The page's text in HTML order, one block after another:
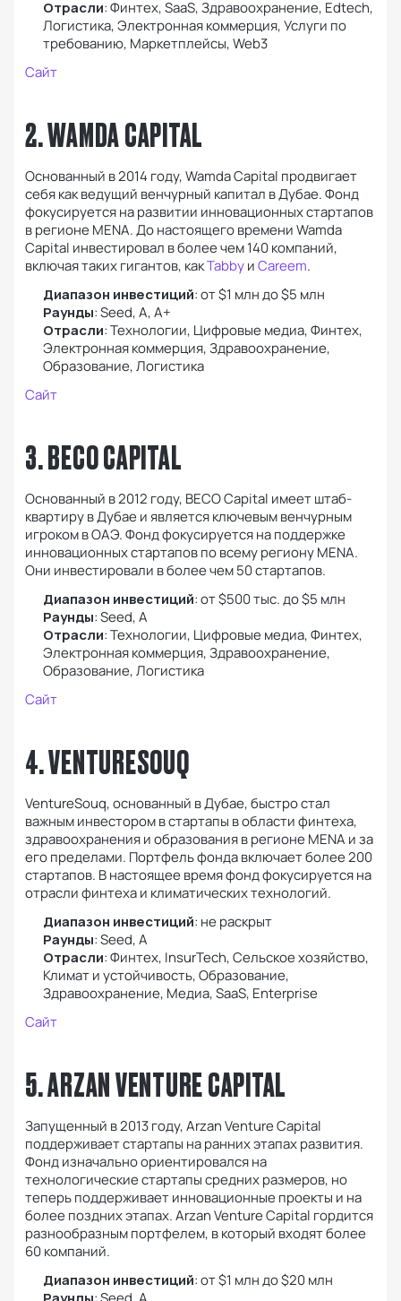
Отрасли: Финтех, SaaS, Здравоохранение, Edtech,
Логистика, Электронная коммерция, Услуги по
требованию, Маркетплейсы, Web3
Сайт
2. WAMDA CAPITAL
Основанный в 2014 году, Wamda Capital продвигает
себя как ведущий венчурный капитал в Дубае. Фонд
фокусируется на развитии инновационных стартапов
в регионе MENA. До настоящего времени Wamda
Capital инвестировал в более чем 140 компаний,
включая таких гигантов, какTabbyиCareem.
Диапазон инвестиций: от $1 млн до $5 млн
Раунды: Seed, А, А+
Отрасли: Технологии, Цифровые медиа, Финтех,
Электронная коммерция, Здравоохранение,
Образование, Логистика
Сайт
3. BECO CAPITAL
Основанный в 2012 году, BECO Capital имеет штаб-
квартиру в Дубае и является ключевым венчурным
игроком в ОАЭ. Фонд фокусируется на поддержке
инновационных стартапов по всему региону MENA.
Они инвестировали в более чем 50 стартапов.
Диапазон инвестиций: от $500 тыс. до $5 млн
Раунды: Seed, А
Отрасли: Технологии, Цифровые медиа, Финтех,
Электронная коммерция, Здравоохранение,
Образование, Логистика
Сайт
4. VENTURESOUQ
VentureSouq, основанный в Дубае, быстро стал
важным инвестором в стартапы в области финтеха,
здравоохранения и образования в регионе MENA и за
его пределами. Портфель фонда включает более 200
стартапов. В настоящее время фонд фокусируется на
отрасли финтеха и климатических технологий.
Диапазон инвестиций: не раскрыт
Раунды: Seed, А
Отрасли: Финтех, InsurTech, Сельское хозяйство,
Климат и устойчивость, Образование,
Здравоохранение, Медиа, SaaS, Enterprise
Сайт
5. ARZAN VENTURE CAPITAL
Запущенный в 2013 году, Arzan Venture Capital
поддерживает стартапы на ранних этапах развития.
Фонд изначально ориентировался на
технологические стартапы средних размеров, но
теперь поддерживает инновационные проекты и на
более поздних этапах. Arzan Venture Capital гордится
разнообразным портфелем, в который входят более
60 компаний.
Диапазон инвестиций: от $1 млн до $20 млн